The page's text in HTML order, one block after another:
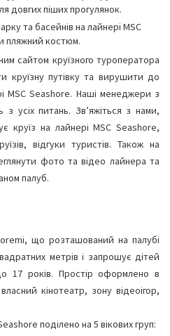
довгих піших прогулянок.
та басейнів на лайнері MSC
пляжний костюм.
сайтом круїзного туроператора
круїзну путівку та вирушити до
MSC Seashore. Наші менеджери з
усіх питань. Зв’яжіться з нами,
круїз на лайнері MSC Seashore,
відгуки туристів. Також на
фото та відео лайнера та
палуб.
що розташований на палубі
метрів і запрошує дітей
17 років. Простір оформлено в
кінотеатр, зону відеоігор,
поділено на 5 вікових груп: